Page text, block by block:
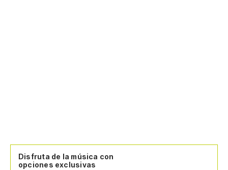
Disfruta de la música con
opciones exclusivas